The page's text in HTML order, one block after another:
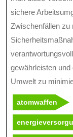
sichere
Zwischenfällen zu
gewährleisten
Umwelt zu
atomwaffen